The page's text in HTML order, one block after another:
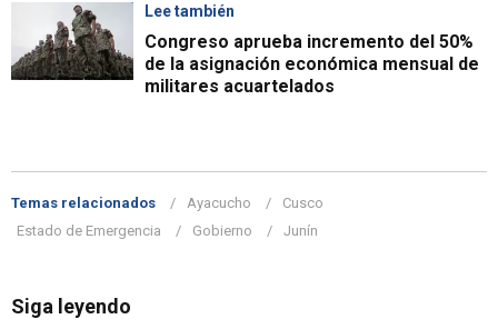
Lee también
Congreso aprueba incremento del 50%
de la asignación económica mensual de
militares acuartelados
Temas relacionados Ayacucho
Cusco
Estado de Emergencia
Gobierno Junín
Siga leyendo